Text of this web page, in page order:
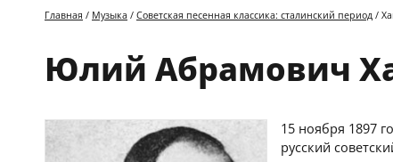
Главная / Музыка / Советская песенная классика: сталинский период /
Юлий Абрамович
15 ноября 1897
русский